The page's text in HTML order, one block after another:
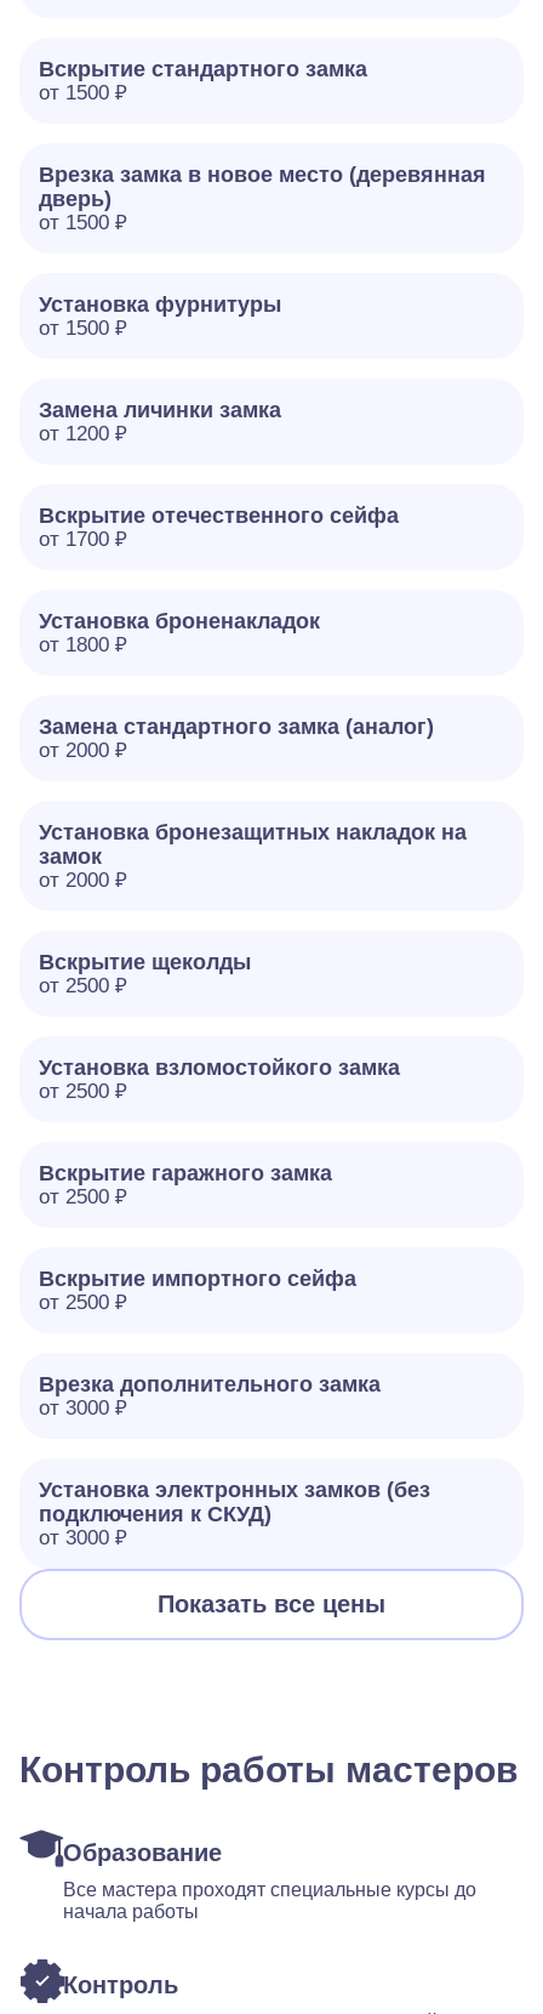
Вскрытие стандартного замка
от 1500 ₽
Врезка замка в новое место (деревянная
дверь)
от 1500 ₽
Установка фурнитуры
от 1500 ₽
Замена личинки замка
от 1200 ₽
Вскрытие отечественного сейфа
от 1700 ₽
Установка броненакладок
от 1800 ₽
Замена стандартного замка (аналог)
от 2000 ₽
Установка бронезащитных накладок на
замок
от 2000 ₽
Вскрытие щеколды
от 2500 ₽
Установка взломостойкого замка
от 2500 ₽
Вскрытие гаражного замка
от 2500 ₽
Вскрытие импортного сейфа
от 2500 ₽
Врезка дополнительного замка
от 3000 ₽
Установка электронных замков (без
подключения к СКУД)
от 3000 ₽
Показать все цены
Контроль работы мастеров
Образование
Все мастера проходят специальные курсы до
начала работы
Контроль